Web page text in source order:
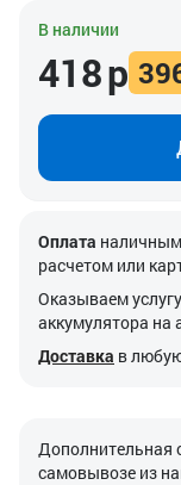
В наличии
418р
Оплата
расчетом или
Оказываем услугу
аккумулятора на
Доставка в
Дополнительная
самовывозе из